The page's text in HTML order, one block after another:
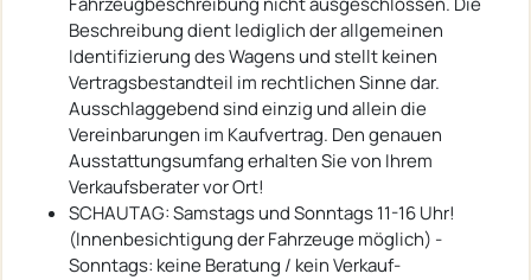
Beschreibung dient lediglich der allgemeinen
Identifizierung des Wagens und stellt keinen
Vertragsbestandteil im rechtlichen Sinne dar.
Ausschlaggebend sind einzig und allein die
Vereinbarungen im Kaufvertrag. Den genauen
Ausstattungsumfang erhalten Sie von Ihrem
Verkaufsberater vor Ort!
SCHAUTAG: Samstags und Sonntags 11-16 Uhr!
(Innenbesichtigung der Fahrzeuge möglich) -
Sonntags: keine Beratung / kein Verkauf-